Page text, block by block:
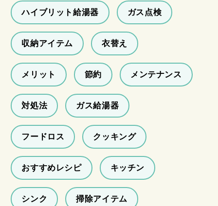
ハイブリット給湯器 ガス点検
収納アイテム 衣替え
メリット 節約 メンテナンス
対処法 ガス給湯器
フードロス クッキング
おすすめレシピ キッチン
シンク 掃除アイテム